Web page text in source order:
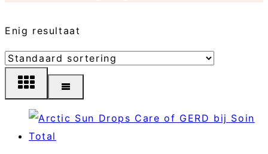
Enig resultaat